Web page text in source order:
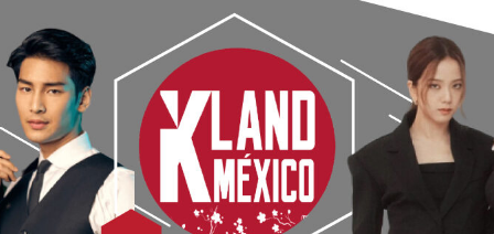
contenido